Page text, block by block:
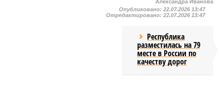
Александра Иванова
Опубликовано: 22.07.2026 13:47
Отредактировано: 22.07.2026 13:47
Республика
разместилась на 79
месте в России по
качеству дорог